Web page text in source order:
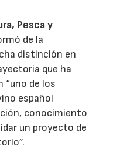
Pesca y
de la
distinción en
que ha
“uno de los
español
conocimiento
un proyecto de